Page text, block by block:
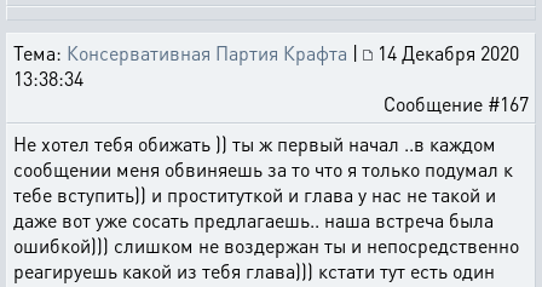
Тема: Консервативная Партия Крафта |
14 Декабря 2020
13:38:34
Сообщение #167
Не хотел тебя обижать )) ты ж первый начал ..в каждом
сообщении меня обвиняешь за то что я только подумал к
тебе вступить)) и проституткой и глава у нас не такой и
даже вот уже сосать предлагаешь.. наша встреча была
ошибкой))) слишком не воздержан ты и непосредственно
реагируешь какой из тебя глава))) кстати тут есть один